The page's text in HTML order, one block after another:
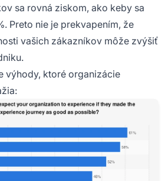
sa rovná ziskom, ako keby sa
Preto nie je prekvapením, že
vašich zákazníkov môže zvýšiť
výhody, ktoré organizácie